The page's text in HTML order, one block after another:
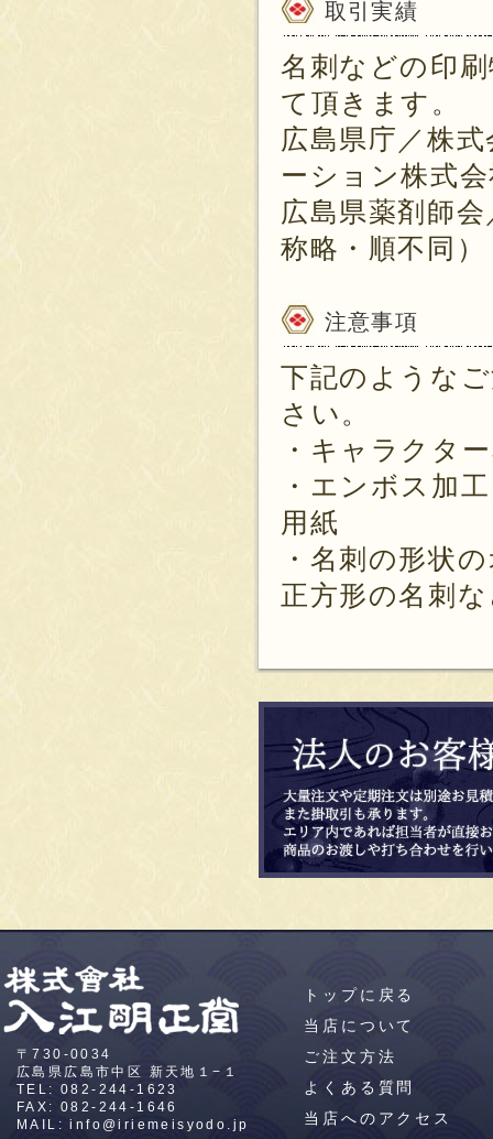
取引実績
名刺などの印
て頂きます。
広島県庁／株
ーション株式
広島県薬剤師
称略・順不同）
注意事項
下記のような
さい。
・キャラクタ
・エンボス加
用紙
・名刺の形状
正方形の名刺
〒730-0034
広島県広島市中区 新天地１−１
TEL: 082-244-1623
FAX: 082-244-1646
MAIL:info@iriemeisyodo.jp
トップに戻る
当店について
ご注文方法
よくある質問
当店へのアクセス